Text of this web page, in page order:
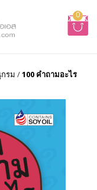
0
รม /100 คำถามอะไร